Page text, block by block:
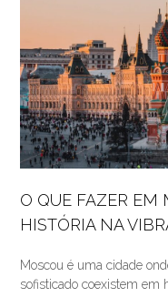
O QUE FAZER EM
HISTÓRIA NA
Moscou é uma cidade
sofisticado coexistem em